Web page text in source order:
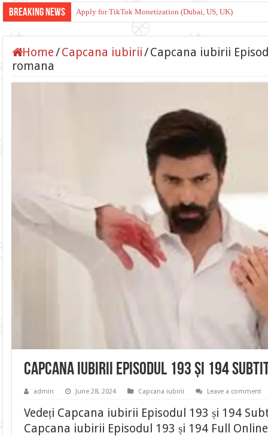
Breaking News Apply for TikTok Monetization (Dubai, US, UK)
Home/Capcana iubirii/Capcana iubirii
romana
Capcana iubirii Episodul 193 și 194
admin June 28, 2024 Capcana iubirii Leave a comment
Vedeți Capcana iubirii Episodul 193 și 194
Capcana iubirii Episodul 193 și 194 Full